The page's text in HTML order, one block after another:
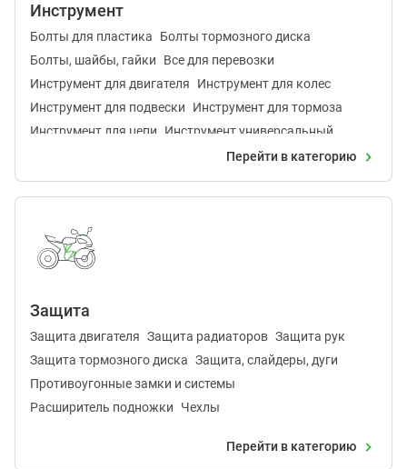
Инструмент
Болты для пластика
Болты тормозного диска
Болты, шайбы, гайки
Все для перевозки
Инструмент для двигателя
Инструмент для колес
Инструмент для подвески
Инструмент для тормоза
Инструмент для цепи
Инструмент универсальный
Подкатники и подставки
Перейти в категорию
Защита
Защита двигателя Защита радиаторов Защита рук
Защита тормозного диска Защита, слайдеры, дуги
Противоугонные замки и системы
Расширитель подножки
Чехлы
Перейти в категорию